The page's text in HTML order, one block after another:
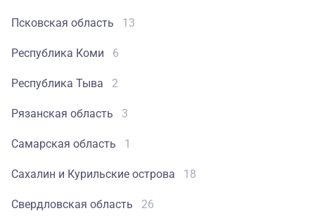
Псковская область 13
Республика Коми 6
Республика Тыва 2
Рязанская область 3
Самарская область 1
Сахалин и Курильские острова 18
Свердловская область 26